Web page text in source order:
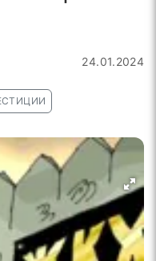
24.01.2024